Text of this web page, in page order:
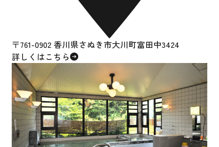
〒761-0902 香川県さぬき市大川町富田中3424
詳しくはこちら